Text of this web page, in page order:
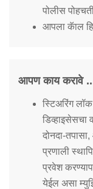
पोलीस
आपला कॅाल
आपण काय करावे
स्टिअरिंग
डिव्हाइसेसचा
दोनदा-
प्रणाली
प्रवेश
येईल असा